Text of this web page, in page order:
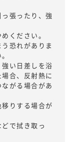
っ張ったり、強
ください。
恐れがありま
強い日差しを浴
合、反射熱に
がる場合があ
移りする場合が
で拭き取っ